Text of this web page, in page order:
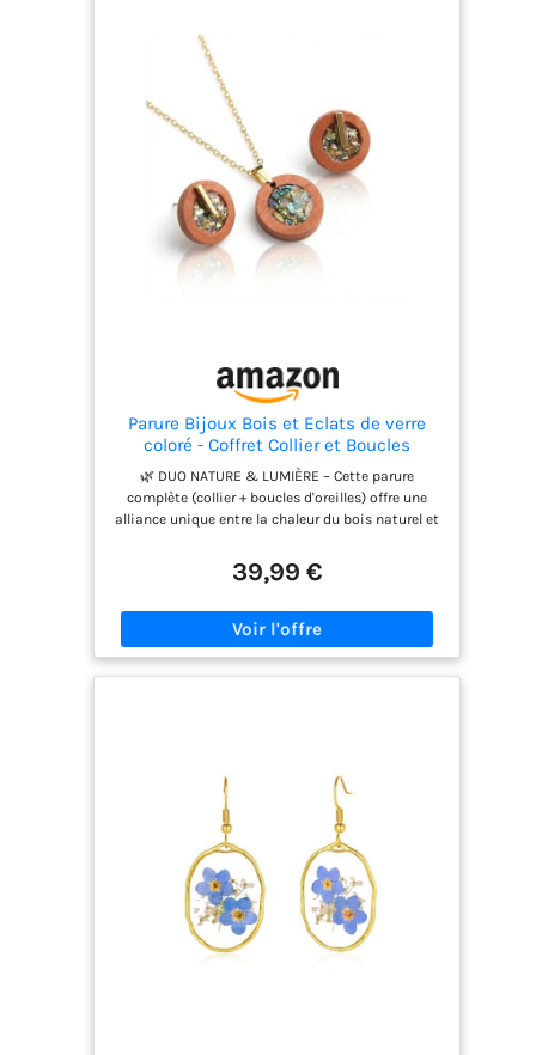
Parure Bijoux Bois et Eclats de verre
coloré - Coffret Collier et Boucles
d'Oreilles Femme - Résine et verre pilé -
Artisanal Fait Main France - Cadeau
Original Nature Bohème - Acier
Inoxydable Doré
🌿 DUO NATURE & LUMIÈRE – Cette parure
complète (collier + boucles d'oreilles) offre une
alliance unique entre la chaleur du bois naturel et
verre colorés incrustés captent la lumière pour un
rendu vibrant, artistique et raffiné. ✨ FINITIONS
Acier Inoxydable doré. Ce métal est reconnu pour
être hypoallergénique et résistant à l'usure, pour
la Fête des Mères ou un anniversaire. 🇫🇷 PIÈCE
UNIQUE FAITE MAIN – Chaque parure est réalisée
artisanalement par Edelys. Comme il s'agit d'une
création faite main, la disposition des éclats de
verre peut varier légèrement d'un modèle à l'autre,
ce qui rend votre bijou totalement unique et
authentique. 📐 DIMENSIONS & CONSEIL –
Pendentif et boucles d'oreilles au format discret
et élégant de 1,8 cm de diamètre. La chaîne
39,99 €